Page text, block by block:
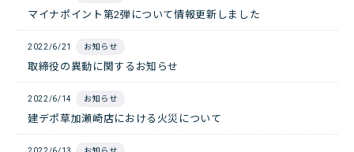
マイナポイント第2弾について情報更新しました
2022/6/21 お知らせ
取締役の異動に関するお知らせ
2022/6/14 お知らせ
建デポ草加瀬崎店における火災について